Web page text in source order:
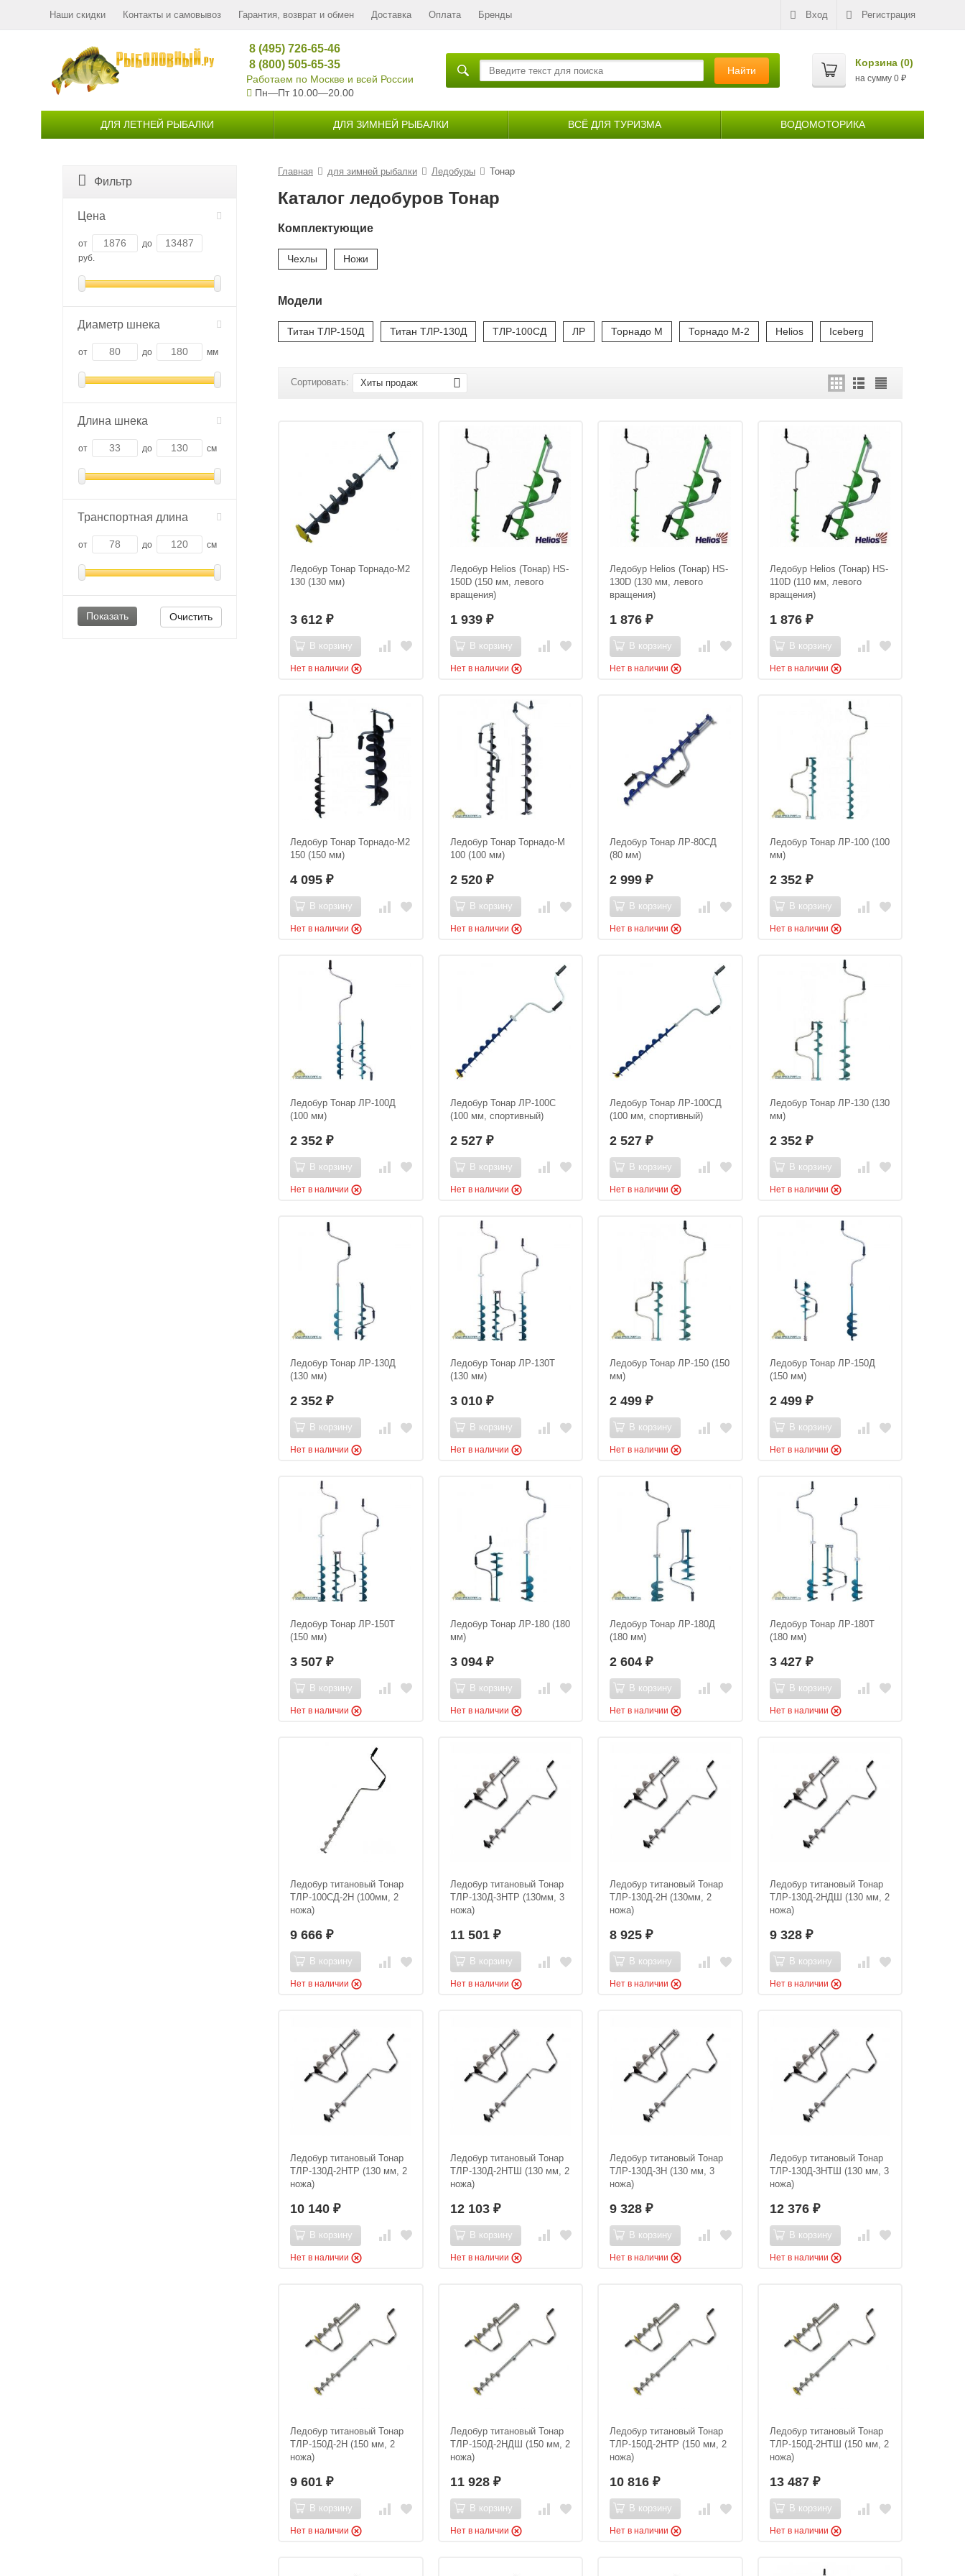
Вход Регистрация
Наши скидки Контакты и самовывоз Гарантия, возврат и обмен Доставка Оплата Бренды
8 (495) 726-65-46
8 (800) 505-65-35
Работаем по Москве и всей России
Пн—Пт 10.00—20.00
Найти
Корзина (0)
на сумму 0 ₽
ДЛЯ ЛЕТНЕЙ РЫБАЛКИ ДЛЯ ЗИМНЕЙ РЫБАЛКИ ВСЁ ДЛЯ ТУРИЗМА ВОДОМОТОРИКА
Главная для зимней рыбалки Ледобуры Тонар
Каталог ледобуров Тонар
Комплектующие
Чехлы Ножи
Модели
Титан ТЛР-150Д Титан ТЛР-130Д ТЛР-100СД ЛР Торнадо М Торнадо М-2 Helios Iceberg
Сортировать: Хиты продаж
Ледобур Тонар Торнадо-М2
130 (130 мм)
3 612 ₽
В корзину
Нет в наличии
Ледобур Helios (Тонар) HS-
150D (150 мм, левого
вращения)
1 939 ₽
В корзину
Нет в наличии
Ледобур Helios (Тонар) HS-
130D (130 мм, левого
вращения)
1 876 ₽
В корзину
Нет в наличии
Ледобур Helios (Тонар) HS-
110D (110 мм, левого
вращения)
1 876 ₽
В корзину
Нет в наличии
Ледобур Тонар Торнадо-М2
150 (150 мм)
4 095 ₽
В корзину
Нет в наличии
Ледобур Тонар Торнадо-М
100 (100 мм)
2 520 ₽
В корзину
Нет в наличии
Ледобур Тонар ЛР-80СД
(80 мм)
2 999 ₽
В корзину
Нет в наличии
Ледобур Тонар ЛР-100 (100
мм)
2 352 ₽
В корзину
Нет в наличии
Ледобур Тонар ЛР-100Д
(100 мм)
2 352 ₽
В корзину
Нет в наличии
Ледобур Тонар ЛР-100С
(100 мм, спортивный)
2 527 ₽
В корзину
Нет в наличии
Ледобур Тонар ЛР-100СД
(100 мм, спортивный)
2 527 ₽
В корзину
Нет в наличии
Ледобур Тонар ЛР-130 (130
мм)
2 352 ₽
В корзину
Нет в наличии
Ледобур Тонар ЛР-130Д
(130 мм)
2 352 ₽
В корзину
Нет в наличии
Ледобур Тонар ЛР-130Т
(130 мм)
3 010 ₽
В корзину
Нет в наличии
Ледобур Тонар ЛР-150 (150
мм)
2 499 ₽
В корзину
Нет в наличии
Ледобур Тонар ЛР-150Д
(150 мм)
2 499 ₽
В корзину
Нет в наличии
Ледобур Тонар ЛР-150Т
(150 мм)
3 507 ₽
В корзину
Нет в наличии
Ледобур Тонар ЛР-180 (180
мм)
3 094 ₽
В корзину
Нет в наличии
Ледобур Тонар ЛР-180Д
(180 мм)
2 604 ₽
В корзину
Нет в наличии
Ледобур Тонар ЛР-180Т
(180 мм)
3 427 ₽
В корзину
Нет в наличии
Ледобур титановый Тонар
ТЛР-100СД-2Н (100мм, 2
ножа)
9 666 ₽
В корзину
Нет в наличии
Ледобур титановый Тонар
ТЛР-130Д-3НТР (130мм, 3
ножа)
11 501 ₽
В корзину
Нет в наличии
Ледобур титановый Тонар
ТЛР-130Д-2Н (130мм, 2
ножа)
8 925 ₽
В корзину
Нет в наличии
Ледобур титановый Тонар
ТЛР-130Д-2НДШ (130 мм, 2
ножа)
9 328 ₽
В корзину
Нет в наличии
Ледобур титановый Тонар
ТЛР-130Д-2НТР (130 мм, 2
ножа)
10 140 ₽
В корзину
Нет в наличии
Ледобур титановый Тонар
ТЛР-130Д-2НТШ (130 мм, 2
ножа)
12 103 ₽
В корзину
Нет в наличии
Ледобур титановый Тонар
ТЛР-130Д-3Н (130 мм, 3
ножа)
9 328 ₽
В корзину
Нет в наличии
Ледобур титановый Тонар
ТЛР-130Д-3НТШ (130 мм, 3
ножа)
12 376 ₽
В корзину
Нет в наличии
Ледобур титановый Тонар
ТЛР-150Д-2Н (150 мм, 2
ножа)
9 601 ₽
В корзину
Нет в наличии
Ледобур титановый Тонар
ТЛР-150Д-2НДШ (150 мм, 2
ножа)
11 928 ₽
В корзину
Нет в наличии
Ледобур титановый Тонар
ТЛР-150Д-2НТР (150 мм, 2
ножа)
10 816 ₽
В корзину
Нет в наличии
Ледобур титановый Тонар
ТЛР-150Д-2НТШ (150 мм, 2
ножа)
13 487 ₽
В корзину
Нет в наличии
Фильтр
Цена
от
до
руб.
Диаметр шнека
от до мм
Длина шнека
от до см
Транспортная длина
от до см
Очистить